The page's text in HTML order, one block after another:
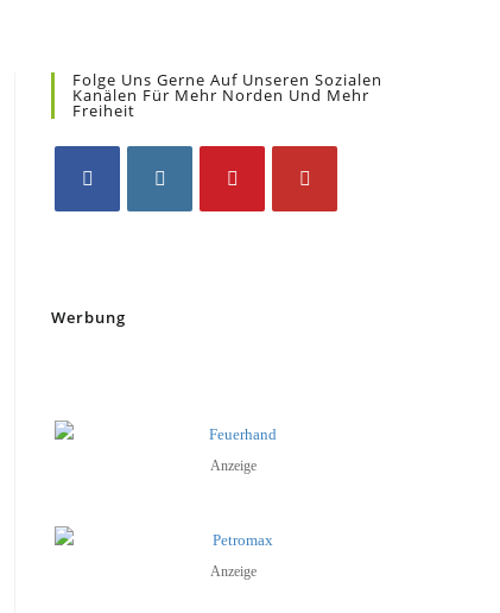
Folge Uns Gerne Auf Unseren Sozialen
Kanälen Für Mehr Norden Und Mehr
Freiheit
Werbung
Anzeige
Anzeige